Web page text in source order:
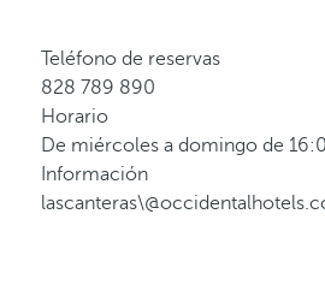
Teléfono de reservas
828 789 890
Horario
De miércoles a domingo de
Información